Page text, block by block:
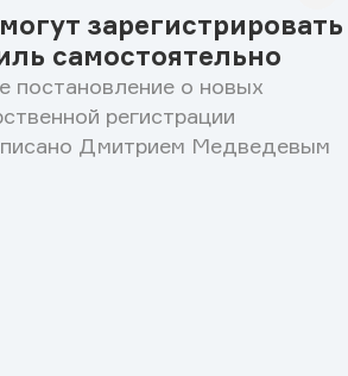
зарегистрировать
самостоятельно
постановление о новых
регистрации
Дмитрием Медведевым